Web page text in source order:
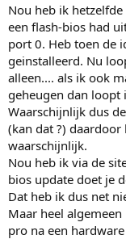
Nou heb ik
een flash-bios had
port 0. Heb toen de
geinstalleerd. Nu
alleen.... als ik ook
geheugen dan loopt
Waarschijnlijk dus
(kan dat ?)
waarschijnlijk.
Nou heb ik via de
bios update doet je
Dat heb ik dus net
Maar heel
pro na een